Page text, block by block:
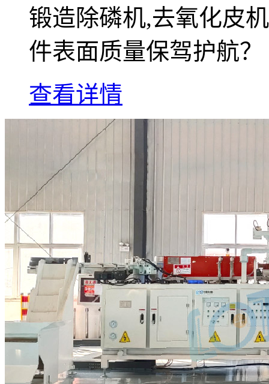
锻造除磷机,去氧化皮
件表面质量保驾护航？
查看详情